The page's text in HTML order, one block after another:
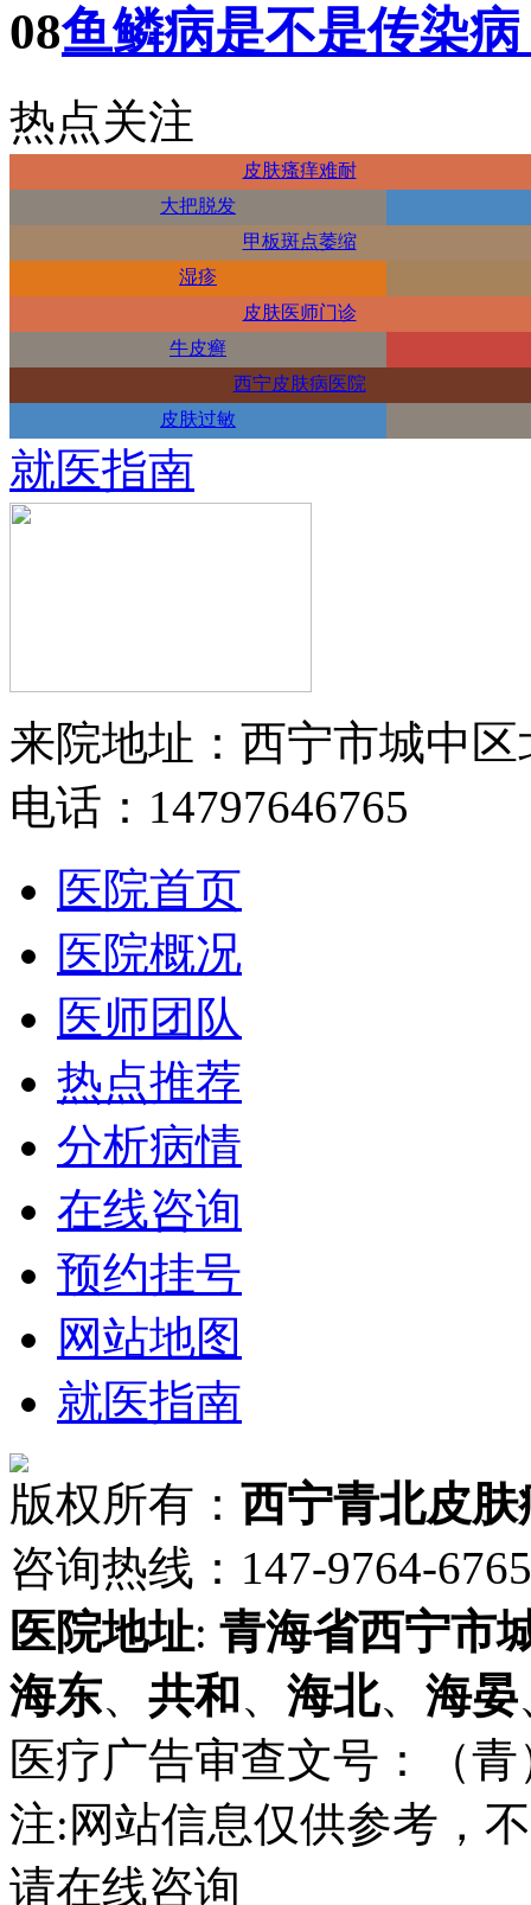
08鱼鳞病是不是传染
热点关注
皮肤瘙痒难耐
大把脱发
甲板斑点萎缩
湿疹
皮肤医师门诊
牛皮癣
西宁皮肤病医院
皮肤过敏
就医指南
来院地址：西宁市城中区
电话：14797646765
医院首页
医院概况
医师团队
热点推荐
分析病情
在线咨询
预约挂号
网站地图
就医指南
版权所有： 西宁青北皮肤
咨询热线：147-9764-
医院地址: 青海省西宁市
海东、 共和 、 海北、 海晏
医疗广告审查文号：（
注:网站信息仅供参考，
请在线咨询